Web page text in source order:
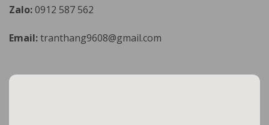
Zalo:0912 587 562
Email:tranthang9608@gmail.com